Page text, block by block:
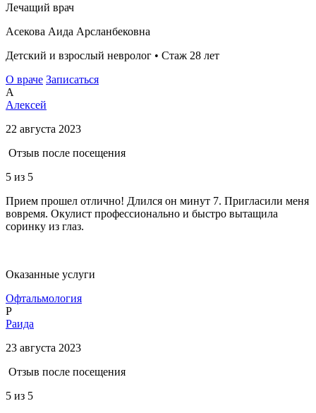
Лечащий врач
Асекова Аида Арсланбековна
Детский и взрослый невролог • Стаж 28 лет
О враче Записаться
А
Алексей
22 августа 2023
Отзыв после посещения
5 из 5
Прием прошел отлично! Длился он минут 7. Пригласили меня
вовремя. Окулист профессионально и быстро вытащила
соринку из глаз.
Оказанные услуги
Офтальмология
Р
Раида
23 августа 2023
Отзыв после посещения
5 из 5